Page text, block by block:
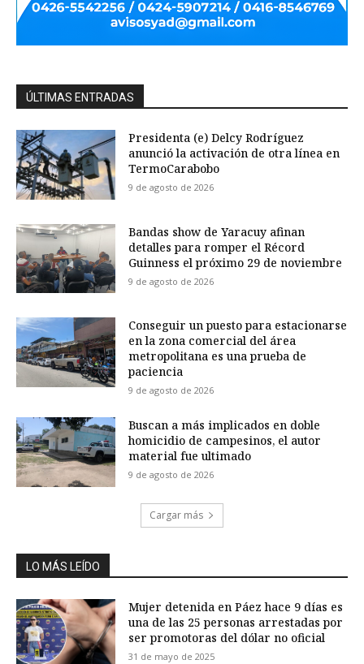
ÚLTIMAS ENTRADAS
Presidenta (e) Delcy Rodríguez
anunció la activación de otra línea en
TermoCarabobo
9 de agosto de 2026
Bandas show de Yaracuy afinan
detalles para romper el Récord
Guinness el próximo 29 de noviembre
9 de agosto de 2026
Conseguir un puesto para estacionarse
en la zona comercial del área
metropolitana es una prueba de
paciencia
9 de agosto de 2026
Buscan a más implicados en doble
homicidio de campesinos, el autor
material fue ultimado
9 de agosto de 2026
Cargar más
LO MÁS LEÍDO
Mujer detenida en Páez hace 9 días es
una de las 25 personas arrestadas por
ser promotoras del dólar no oficial
31 de mayo de 2025